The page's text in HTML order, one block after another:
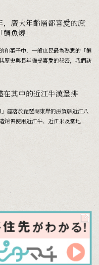
，廣大年齡層都喜愛的庶
魚燒」
和菓子中，一般庶民最為熟悉的「鯛
歷史與長年備受喜愛的秘密，我們訪
在其中的近江牛漢堡排
」座落於琵琶湖東岸的滋賀縣近江八
銷售使用近江牛、近江米及當地